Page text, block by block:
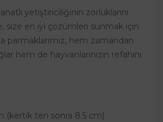
yetiştiriciliğinin zorluklarını
size en iyi çözümleri sunmak için
parmaklarımız, hem zamandan
hem de hayvanlarınızın refahını
(kertik ten sonra 8.5 cm)